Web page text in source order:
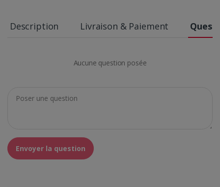
Description Livraison & Paiement
Aucune question posée
Envoyer la question